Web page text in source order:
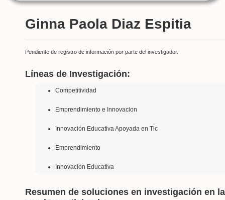
Ginna Paola Diaz Espitia
Pendiente de registro de información por parte del investigador.
Líneas de Investigación:
Competitividad
Emprendimiento e Innovacion
Innovación Educativa Apoyada en Tic
Emprendimiento
Innovación Educativa
Resumen de soluciones en investigación en